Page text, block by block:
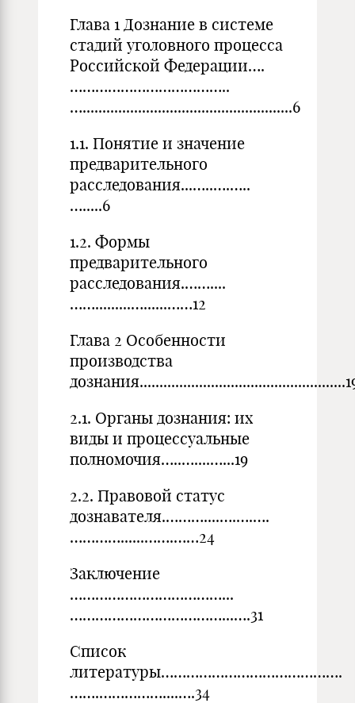
Глава 1 Дознание в системе
стадий уголовного процесса
Российской Федерации….
………………………………..
….....................................................6
1.1. Понятие и значение
предварительного
расследования...…..….…..
….....6
1.2. Формы
предварительного
расследования.……....
…….........…......……12
Глава 2 Особенности
производства
2.1. Органы дознания: их
виды и процессуальные
полномочия…..…....…...19
2.2. Правовой статус
дознавателя.………....….….….
…………......…….……24
Заключение
………………………………...
………………………………...….31
Список
литературы…………………………………….
…….……………....….34